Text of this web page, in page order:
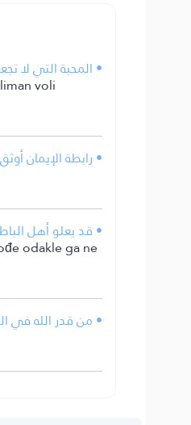
• المحبة التي لا
voli
• رابطة الإيمان
• قد يعلو أهل
odakle ga ne
• من قدر الله في